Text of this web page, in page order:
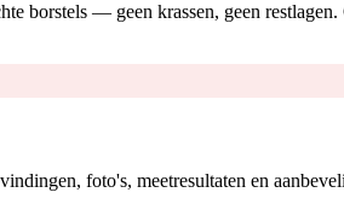
borstels — geen krassen, geen restlagen.
foto's, meetresultaten en